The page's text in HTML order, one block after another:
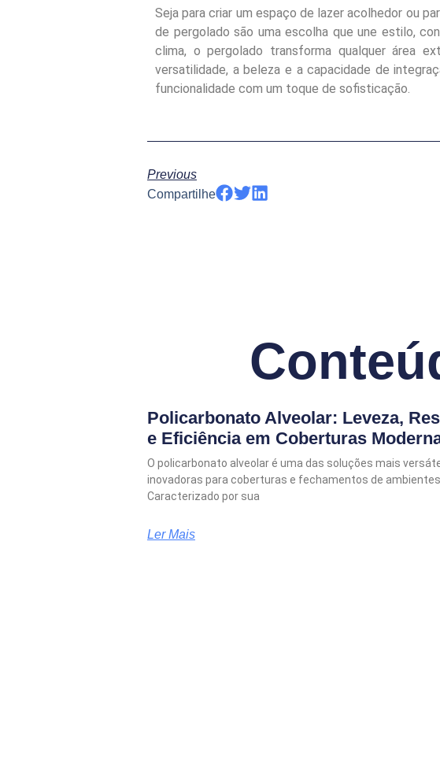
Seja para criar um espaço de lazer acolhedor ou
de pergolado são uma escolha que une estilo,
clima, o pergolado transforma qualquer área
versatilidade, a beleza e a capacidade de
funcionalidade com um toque de sofisticação.
Previous
Compartilhe
Policarbonato Alveolar: Leveza,
e Eficiência em Coberturas
O policarbonato alveolar é uma das soluções mais
inovadoras para coberturas e fechamentos de ambientes.
Caracterizado por sua
Ler Mais